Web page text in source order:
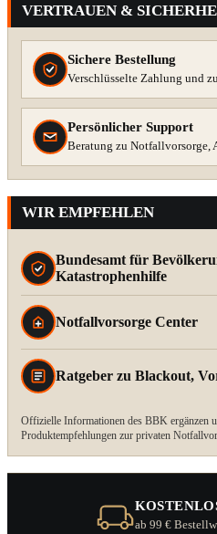
VERTRAUEN &
Sichere Bestellung
Verschlüsselte Zahlung und
Persönlicher Support
Beratung zu Notfallvorsorge,
WIR EMPFEHLEN
Bundesamt für
Katastrophenhilfe
Notfallvorsorge Center
Ratgeber zu Blackout,
Offizielle Informationen des BBK ergänzen
Produktempfehlungen zur privaten
ab 99 €